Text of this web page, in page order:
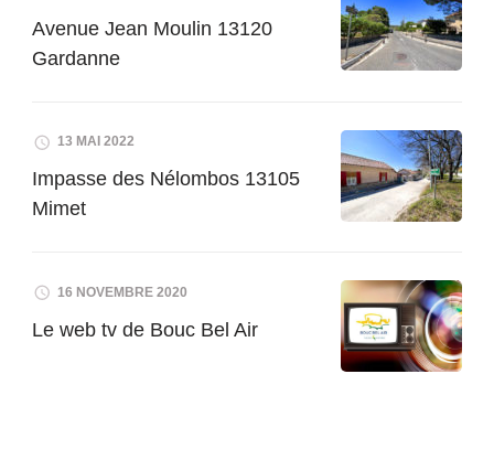
Avenue Jean Moulin 13120
Gardanne
13 MAI 2022
Impasse des Nélombos 13105
Mimet
16 NOVEMBRE 2020
Le web tv de Bouc Bel Air